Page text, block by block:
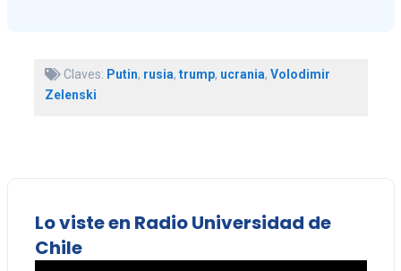
Claves: Putin, rusia, trump, ucrania, Volodimir
Zelenski
Lo viste en Radio Universidad de
Chile